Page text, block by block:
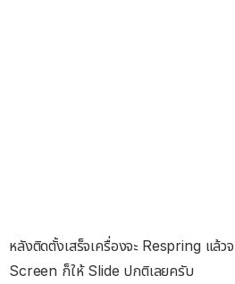
หลังติดตั้งเสร็จเครื่องจะ Respring แล้ว
Screen ก็ให้ Slide ปกติเลยครับ